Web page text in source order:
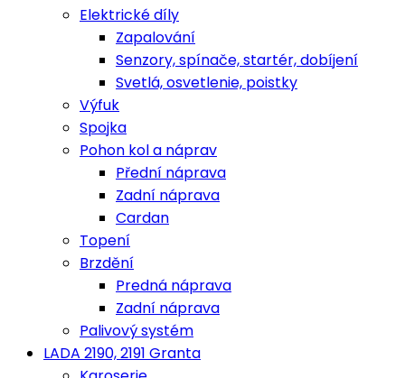
Elektrické díly
Zapalování
Senzory, spínače, startér, dobíjení
Svetlá, osvetlenie, poistky
Výfuk
Spojka
Pohon kol a náprav
Přední náprava
Zadní náprava
Cardan
Topení
Brzdění
Predná náprava
Zadní náprava
Palivový systém
LADA 2190, 2191 Granta